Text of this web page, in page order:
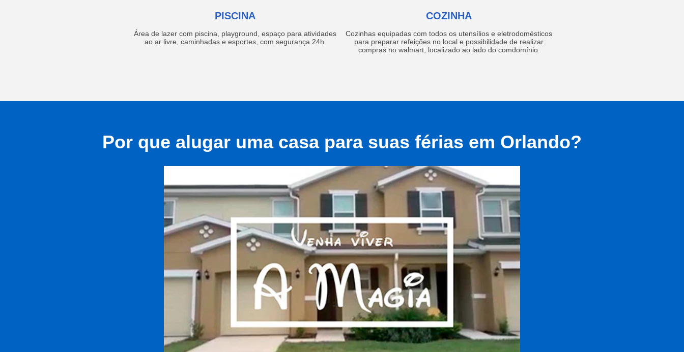
PISCINA
Área de lazer com piscina, playground, espaço para atividades
ao ar livre, caminhadas e esportes, com segurança 24h.
COZINHA
Cozinhas equipadas com todos os utensílios e eletrodomésticos
para preparar refeições no local e possibilidade de realizar
compras no walmart, localizado ao lado do comdomínio.
Por que alugar uma casa para suas férias em Orlando?